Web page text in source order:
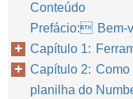
Conteúdo
Prefácio: Bem-
Capítulo 1:
Capítulo 2: Como
planilha do